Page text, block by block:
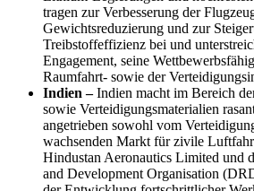
tragen zur Verbesserung der
Gewichtsreduzierung und zur
Treibstoffeffizienz bei und
Engagement, seine
Raumfahrt- sowie der
Indien –Indien macht im Bereich
sowie Verteidigungsmaterialien
angetrieben sowohl vom
wachsenden Markt für zivile
Hindustan Aeronautics Limited und
and Development Organisation